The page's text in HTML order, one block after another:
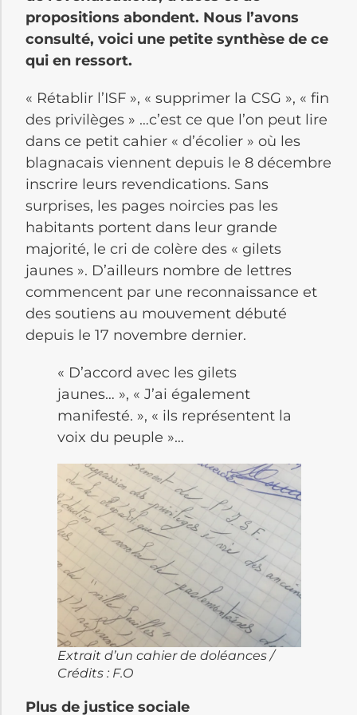
propositions abondent. Nous l’avons
consulté, voici une petite synthèse de ce
qui en ressort.
« Rétablir l’ISF », « supprimer la CSG », « fin
des privilèges » …c’est ce que l’on peut lire
dans ce petit cahier « d’écolier » où les
blagnacais viennent depuis le 8 décembre
inscrire leurs revendications. Sans
surprises, les pages noircies pas les
habitants portent dans leur grande
majorité, le cri de colère des « gilets
jaunes ». D’ailleurs nombre de lettres
commencent par une reconnaissance et
des soutiens au mouvement débuté
depuis le 17 novembre dernier.
« D’accord avec les gilets
jaunes… », « J’ai également
manifesté. », « ils représentent la
voix du peuple »…
Extrait d’un cahier de doléances /
Crédits : F.O
Plus de justice sociale